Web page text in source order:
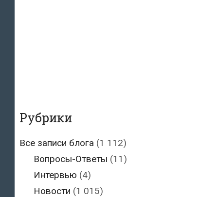
Рубрики
Все записи блога (1 112)
Вопросы-Ответы (11)
Интервью (4)
Новости (1 015)